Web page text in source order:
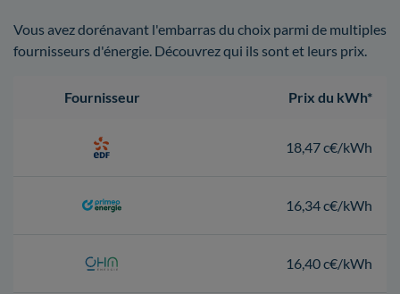
Vous avez dorénavant l'embarras du choix parmi de multiples
fournisseurs d'énergie. Découvrez qui ils sont et leurs prix.
Fournisseur Prix du kWh*
18,47 c€/kWh
16,34 c€/kWh
16,40 c€/kWh